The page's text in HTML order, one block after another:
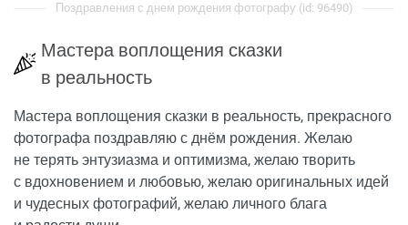
Поздравления с днем рождения фотографу (id: 96490)
Мастера воплощения сказки
в реальность
Мастера воплощения сказки в реальность, прекрасного
фотографа поздравляю с днём рождения. Желаю
не терять энтузиазма и оптимизма, желаю творить
с вдохновением и любовью, желаю оригинальных идей
и чудесных фотографий, желаю личного блага